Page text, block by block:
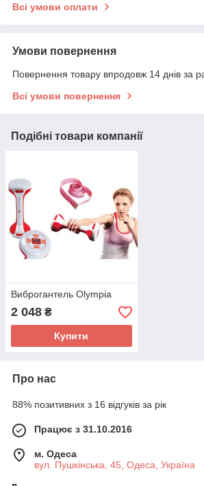
Всі умови оплати
Умови повернення
Повернення товару впродовж 14 днів за
Всі умови повернення
Подібні товари компанії
Виброгантель Olympia
2 048 ₴
Купити
Про нас
88% позитивних з 16 відгуків за рік
Працює з 31.10.2016
м. Одеса
вул. Пушкінська, 45, Одеса, Україна